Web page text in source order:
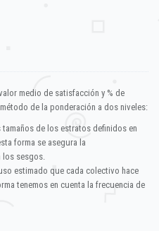
medio de satisfacción y % de
de la ponderación a dos niveles:
de los estratos definidos en
forma se asegura la
los sesgos.
estimado que cada colectivo hace
tenemos en cuenta la frecuencia de